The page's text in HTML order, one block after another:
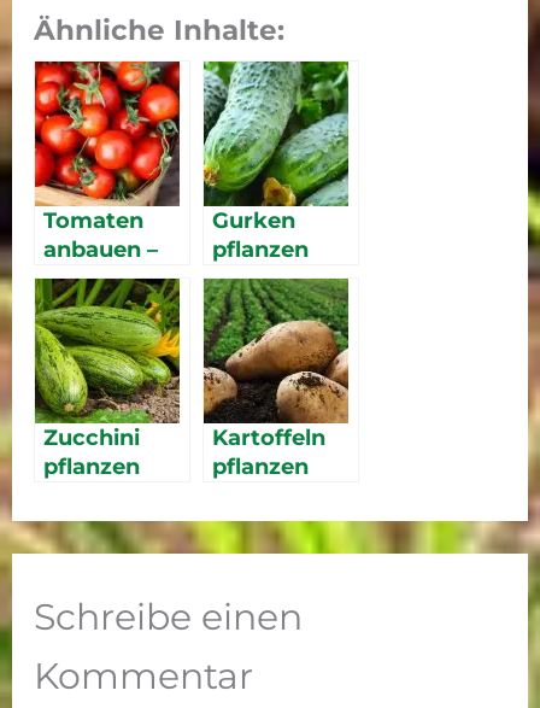
Ähnliche Inhalte:
Tomaten
anbauen –
Aussaat,
Sorten und
Pflege im
Überblick
Gurken
pflanzen
Zucchini
pflanzen
Kartoffeln
pflanzen
Schreibe einen
Kommentar